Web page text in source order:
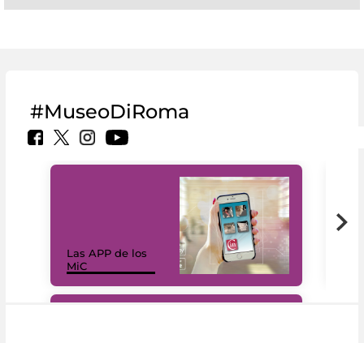
#MuseoDiRoma
Las APP de los
MiC